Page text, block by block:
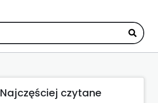
Najczęściej czytane